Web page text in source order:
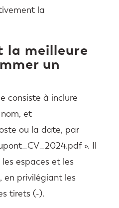
la
la meilleure
un
consiste à inclure
et
ou la date, par
». Il
espaces et les
en privilégiant les
tirets (-).